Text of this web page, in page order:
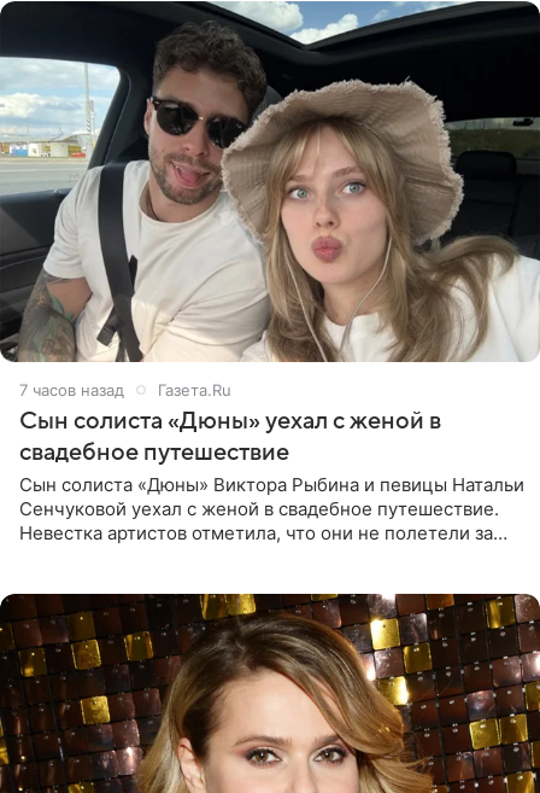
7 часов назад Газета.Ru
Сын солиста «Дюны» уехал с женой в
свадебное путешествие
Сын солиста «Дюны» Виктора Рыбина и певицы Натальи
Сенчуковой уехал с женой в свадебное путешествие.
Невестка артистов отметила, что они не полетели за